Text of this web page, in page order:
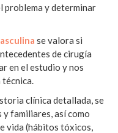
problema y determinar
se valora si
de cirugía
en el estudio y nos
técnica.
clínica detallada, se
familiares, así como
vida (hábitos tóxicos,